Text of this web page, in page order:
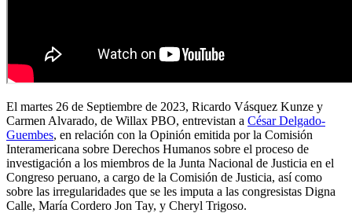
El martes 26 de Septiembre de 2023, Ricardo Vásquez Kunze y
Carmen Alvarado, de Willax PBO, entrevistan a César Delgado-
Guembes, en relación con la Opinión emitida por la Comisión
Interamericana sobre Derechos Humanos sobre el proceso de
investigación a los miembros de la Junta Nacional de Justicia en el
Congreso peruano, a cargo de la Comisión de Justicia, así como
sobre las irregularidades que se les imputa a las congresistas Digna
Calle, María Cordero Jon Tay, y Cheryl Trigoso.